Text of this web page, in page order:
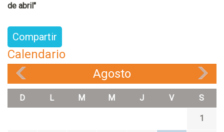
de abril"
Compartir
Calendario
Agosto
D L M M J V S
1